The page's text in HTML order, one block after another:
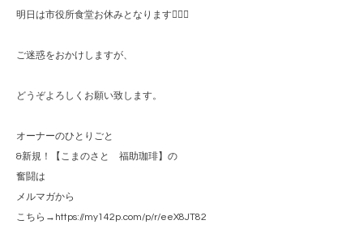
明日は市役所食堂お休みとなります🙇🏻‍♀️
ご迷惑をおかけしますが、
どうぞよろしくお願い致します。
オーナーのひとりごと
&新規！【こまのさと 福助珈琲】の
奮闘は
メルマガから
こちら→https://my142p.com/p/r/eeX8JT82